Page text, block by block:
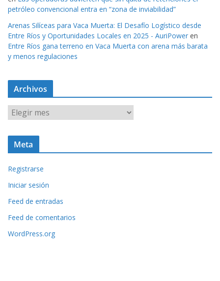
petróleo convencional entra en “zona de inviabilidad”
Arenas Silíceas para Vaca Muerta: El Desafío Logístico desde
Entre Ríos y Oportunidades Locales en 2025 - AuriPower en
Entre Ríos gana terreno en Vaca Muerta con arena más barata
y menos regulaciones
Archivos
r
c
v
o
s
Meta
Registrarse
Iniciar sesión
Feed de entradas
Feed de comentarios
WordPress.org